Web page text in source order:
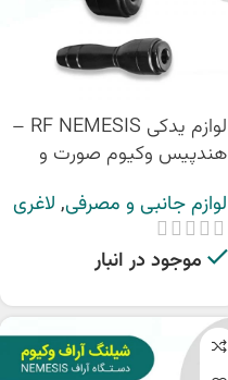
لوازم یدکی RF NEMESIS –
هندپیس وکیوم صورت و
لوازم جانبی و مصرفی, لاغری
موجود در انبار